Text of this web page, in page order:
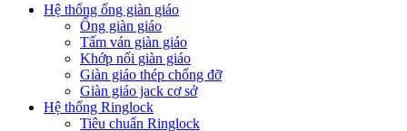
Hệ thống ống giàn giáo
Ống giàn giáo
Tấm ván giàn giáo
Khớp nối giàn giáo
Giàn giáo thép chống đỡ
Giàn giáo jack cơ sở
Hệ thống Ringlock
Tiêu chuẩn Ringlock